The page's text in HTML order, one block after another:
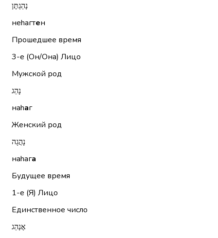
נְהַגְתֶּן
неhагтен
Прошедшее время
3-е (Он/Она) Лицо
Мужской род
נָהַג
наhаг
Женский род
נָהֲגָה
наhага
Будущее время
1-е (Я) Лицо
Единственное число
אֶנְהַג